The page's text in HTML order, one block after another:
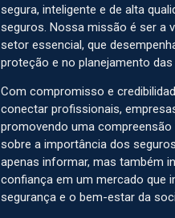
segura, inteligente e de alta
seguros. Nossa missão é ser a
setor essencial, que
proteção e no planejamento das
Com compromisso e
conectar profissionais,
promovendo uma
sobre a importância dos
apenas informar, mas também
confiança em um mercado que
segurança e o bem-estar da